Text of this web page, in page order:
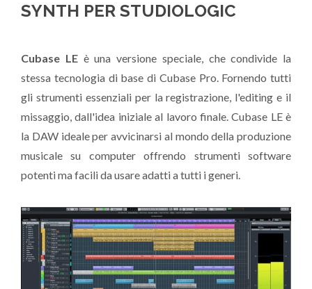
SYNTH PER STUDIOLOGIC
Cubase LEè una versione speciale, che condivide la
stessa tecnologia di base di Cubase Pro. Fornendo tutti
gli strumenti essenziali per la registrazione, l'editing e il
missaggio, dall'idea iniziale al lavoro finale. Cubase LE è
la DAW ideale per avvicinarsi al mondo della produzione
musicale su computer offrendo strumenti software
potenti ma facili da usare adatti a tutti i generi.